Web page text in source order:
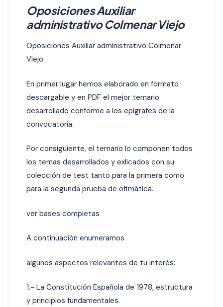
Oposiciones Auxiliar
administrativo Colmenar Viejo
Oposiciones Auxiliar administrativo Colmenar
Viejo
En primer lugar hemos elaborado en formato
descargable y en PDF el mejor temario
desarrollado conforme a los epígrafes de la
convocatoria.
Por consiguiente, el temario lo componen todos
los temas desarrollados y exlicados con su
colección de test tanto para la primera como
para la segunda prueba de ofimática.
ver bases completas
A continuación enumeramos
algunos aspectos relevantes de tu interés:
1.- La Constitución Española de 1978, estructura
y principios fundamentales.